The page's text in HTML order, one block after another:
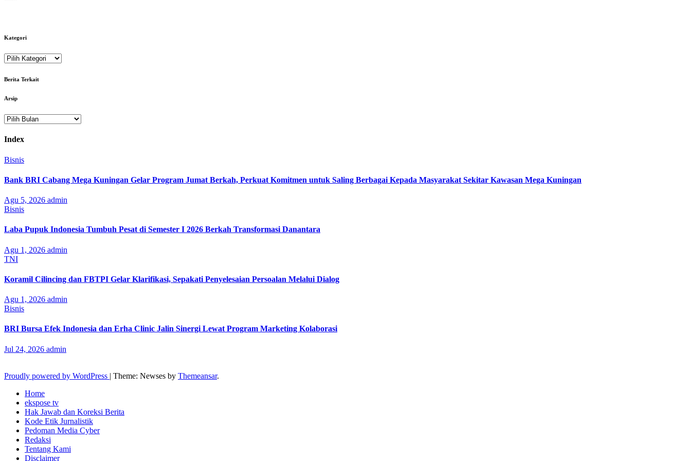
Kategori
Kategori
Berita Terkait
Arsip
Arsip
Index
Bisnis
Bank BRI Cabang Mega Kuningan Gelar Program Jumat Berkah, Perkuat Komitmen untuk Saling Berbagai Kepada Masyarakat Sekitar Kawasan Mega Kuningan
Agu 5, 2026 admin
Bisnis
Laba Pupuk Indonesia Tumbuh Pesat di Semester I 2026 Berkah Transformasi Danantara
Agu 1, 2026 admin
TNI
Koramil Cilincing dan FBTPI Gelar Klarifikasi, Sepakati Penyelesaian Persoalan Melalui Dialog
Agu 1, 2026 admin
Bisnis
BRI Bursa Efek Indonesia dan Erha Clinic Jalin Sinergi Lewat Program Marketing Kolaborasi
Jul 24, 2026 admin
Proudly powered by WordPress | Theme: Newses by Themeansar.
Home
ekspose tv
Hak Jawab dan Koreksi Berita
Kode Etik Jurnalistik
Pedoman Media Cyber
Redaksi
Tentang Kami
Disclaimer